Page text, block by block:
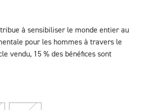
à sensibiliser le monde entier au
pour les hommes à travers le
vendu, 15 % des bénéfices sont